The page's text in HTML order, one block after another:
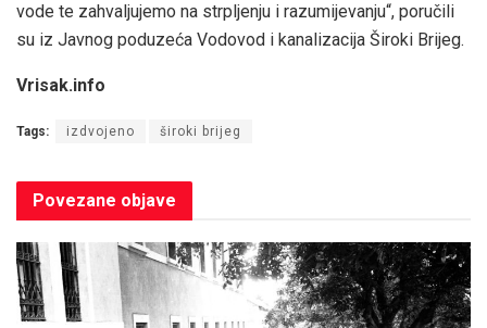
vode te zahvaljujemo na strpljenju i razumijevanju“, poručili
su iz Javnog poduzeća Vodovod i kanalizacija Široki Brijeg.
Vrisak.info
Tags: izdvojeno široki brijeg
Povezane objave